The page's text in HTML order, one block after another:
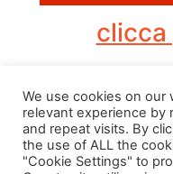
clicca
We use cookies on
relevant experience by
and repeat visits. By
the use of ALL the
"Cookie Settings" to